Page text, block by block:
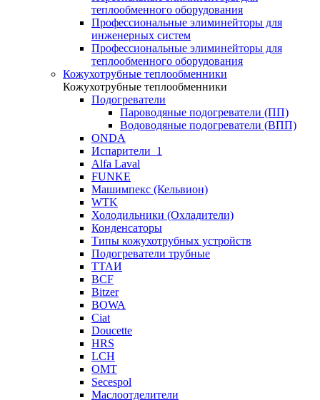
теплообменного оборудования
Профессиональные элиминейторы для
инженерных систем
Профессиональные элиминейторы для
теплообменного оборудования
Кожухотрубные теплообменники
Кожухотрубные теплообменники
Подогреватели
Пароводяные подогреватели (ПП)
Водоводяные подогреватели (ВПП)
ONDA
Испарители_1
Alfa Laval
FUNKE
Машимпекс (Кельвион)
WTK
Холодильники (Охладители)
Конденсаторы
Типы кожухотрубных устройств
Подогреватели трубные
ТТАИ
BCF
Bitzer
BOWA
Ciat
Doucette
HRS
LCH
OMT
Secespol
Маслоотделители